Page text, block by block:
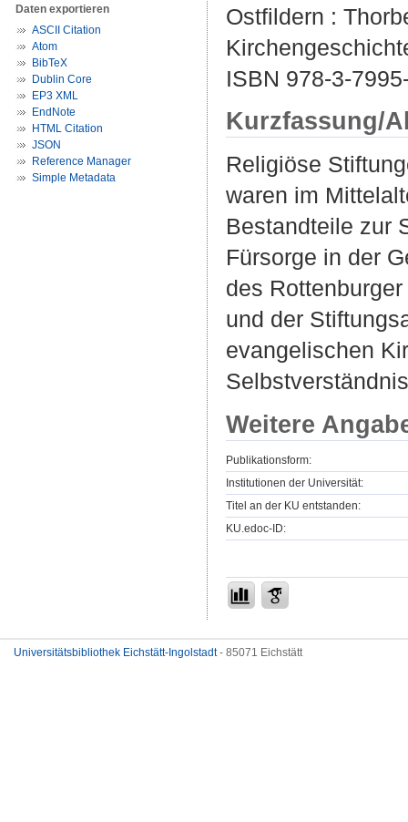
Daten exportieren
ASCII Citation
Atom
BibTeX
Dublin Core
EP3 XML
EndNote
HTML Citation
JSON
Reference Manager
Simple Metadata
Ostfildern :
ISBN 978-3-
Kurzfassung/
Religiöse
waren im
Bestandteile zur
Fürsorge in der
des
und der
evangelischen
Weitere
Publikationsform:
Institutionen der Universität:
Titel an der KU entstanden:
KU.edoc-ID:
Universitätsbibliothek Eichstätt-Ingolstadt- 85071 Eichstätt